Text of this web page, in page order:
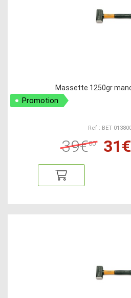
Massette 1250gr
Promotion
Ref : BET
39€00 31€